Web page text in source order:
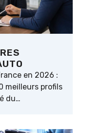
en 2026 :
meilleurs profils
du…